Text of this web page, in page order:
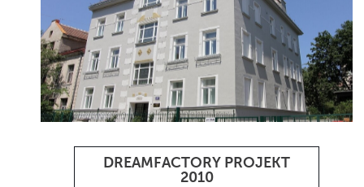
DREAMFACTORY PROJEKT
2010